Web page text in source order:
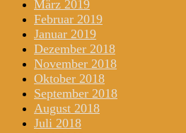
März 2019
Februar 2019
Januar 2019
Dezember 2018
November 2018
Oktober 2018
September 2018
August 2018
Juli 2018